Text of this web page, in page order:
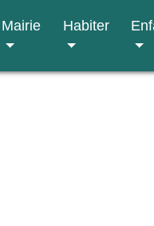
Mairie Habiter